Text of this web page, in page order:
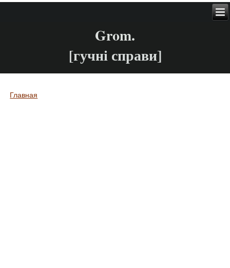
Grom.
[гучні справи]
Вы здесь
Главная